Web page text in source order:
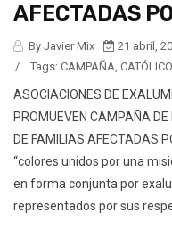
AFECTADAS
By Javier Mix
21 abril,
/
Tags: CAMPAÑA,
ASOCIACIONES DE
PROMUEVEN CAMPAÑA DE
DE FAMILIAS AFECTADAS
“colores unidos por una
en forma conjunta por
representados por sus